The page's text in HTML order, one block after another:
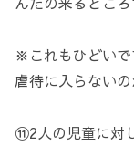
※これもひどいで
虐待に入らないの
⑪2人の児童に対